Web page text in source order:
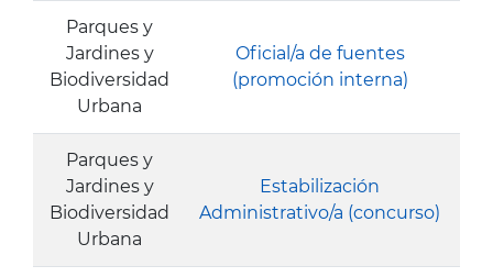
Parques y
Jardines y
Biodiversidad
Urbana
Oficial/a de fuentes
(promoción interna)
Parques y
Jardines y
Biodiversidad
Urbana
Estabilización
Administrativo/a (concurso)